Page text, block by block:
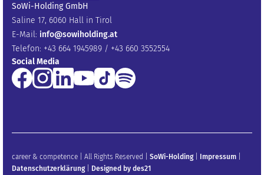
SoWi-Holding GmbH
Saline 17, 6060 Hall in Tirol
E-Mail: info@sowiholding.at
Telefon: +43 664 1945989 / +43 660 3552554
Social Media
career & competence | All Rights Reserved | SoWi-Holding| Impressum
Datenschutzerklärung| Designed by des21